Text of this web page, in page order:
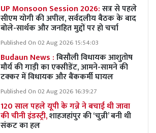
UP Monsoon Session 2026:सत्र से पहले
सीएम योगी की अपील, सर्वदलीय बैठक के बाद
बोले-सार्थक और जनहित मुद्दों पर हो चर्चा
Published On 02 Aug 2026 15:54:03
Budaun News :बिसौली विधायक आशुतोष
मौर्य की गाड़ी का एक्सीडेंट, आमने-सामने की
टक्कर में विधायक और बैंककर्मी घायल
Published On 02 Aug 2026 16:39:27
120 साल पहले यूपी के गन्ने ने बचाई थी जावा
की चीनी इंडस्ट्री,शाहजहांपुर की ‘चुन्नी’ बनी थी
संकट का हल